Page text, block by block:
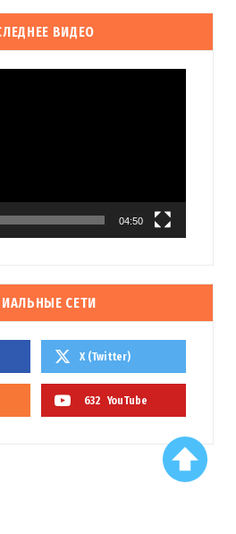
ВИДЕО
04:50
СЕТИ
X (Twitter)
632 YouTube